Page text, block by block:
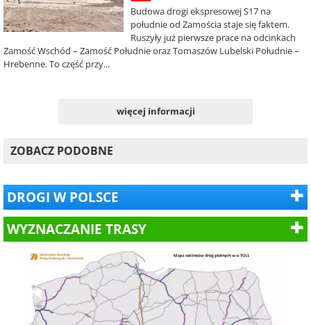
Budowa drogi ekspresowej S17 na
południe od Zamościa staje się faktem.
Ruszyły już pierwsze prace na odcinkach
Zamość Wschód – Zamość Południe oraz Tomaszów Lubelski Południe –
Hrebenne. To część przy...
więcej informacji
ZOBACZ PODOBNE
DROGI W POLSCE
WYZNACZANIE TRASY